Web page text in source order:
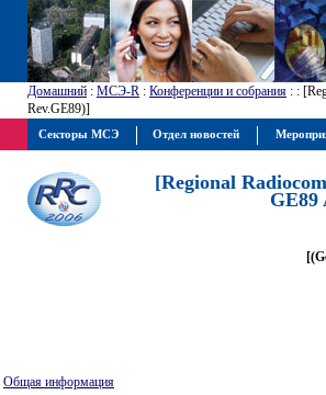
Домашний : МСЭ-R : Конференции и собрания : :
Rev.GE89)]
[Regional
GE89
Общая информация
Секторы МСЭ Отдел новостей